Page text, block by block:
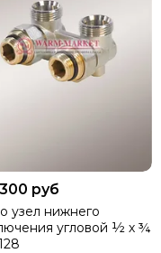
руб
узел нижнего
угловой ½ х ¾